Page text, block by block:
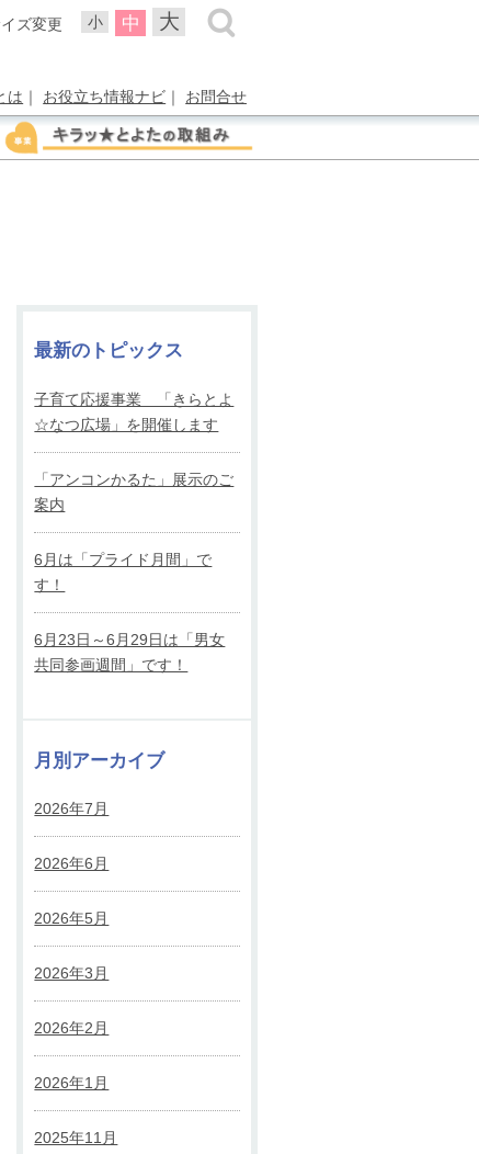
小 中 大
ズ変更
は ｜ お役立ち情報ナビ ｜ お問合せ
最新のトピックス
子育て応援事業 「きらとよ
☆なつ広場」を開催します
「アンコンかるた」展示のご
案内
6月は「プライド月間」で
す！
6月23日～6月29日は「男女
共同参画週間」です！
月別アーカイブ
2026年7月
2026年6月
2026年5月
2026年3月
2026年2月
2026年1月
2025年11月